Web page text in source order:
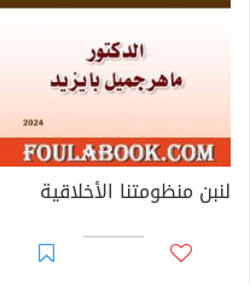
لنبن منظومتنا الأخلاقية